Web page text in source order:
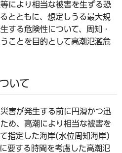
により相当な被害を生ずる恐
とともに、想定しうる最大規
する危険性について、周知・
ことを目的として高潮氾濫危
いて
害が発生する前に円滑かつ迅
め、高潮により相当な被害を
指定した海岸(水位周知海岸)
要する時間を考慮した高潮氾